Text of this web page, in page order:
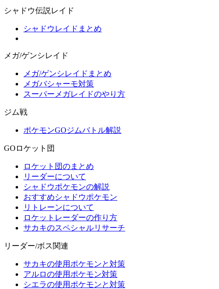
シャドウ伝説レイド
シャドウレイドまとめ
メガ/ゲンシレイド
メガ/ゲンシレイドまとめ
メガバシャーモ対策
スーパーメガレイドのやり方
ジム戦
ポケモンGOジムバトル解説
GOロケット団
ロケット団のまとめ
リーダーについて
シャドウポケモンの解説
おすすめシャドウポケモン
リトレーンについて
ロケットレーダーの作り方
サカキのスペシャルリサーチ
リーダー/ボス関連
サカキの使用ポケモンと対策
アルロの使用ポケモン対策
シエラの使用ポケモンと対策